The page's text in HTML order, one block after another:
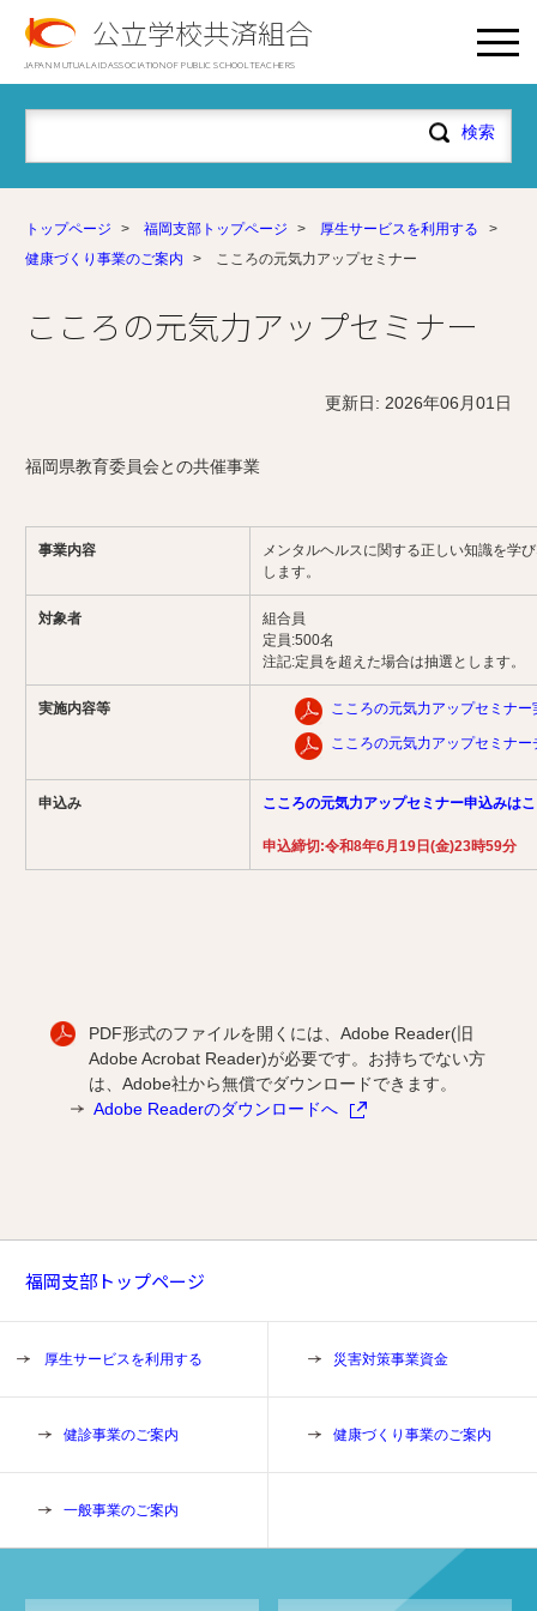
公立学校共済組合
JAPAN MUTUAL AID ASSOCIATION OF PUBLIC SCHOOL TEACHERS
トップページ > 福岡支部トップページ > 厚生サービスを利用する
>
健康づくり事業のご案内
> こころの元気力アップセミナー
こころの元気力アップセミナー
更新日: 2026年06月01日
福岡県教育委員会との共催事業
事業内容
メンタルヘルスに関する正しい知識を学
します。
対象者
組合員
定員:500名
注記:定員を超えた場合は抽選とします。
実施内容等 こころの元気力アップセミナー
こころの元気力アップセミナー
申込み こころの元気力アップセミナー申込みは
申込締切:令和8年6月19日(金)23時59分
PDF形式のファイルを開くには、Adobe Reader(旧
Adobe Acrobat Reader)が必要です。お持ちでない方
は、Adobe社から無償でダウンロードできます。
Adobe Readerのダウンロードへ
福岡支部トップページ
厚生サービスを利用する 災害対策事業資金
健診事業のご案内 健康づくり事業のご案内
一般事業のご案内